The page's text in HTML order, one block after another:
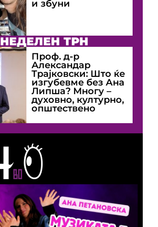
и збуни
НЕДЕЛЕН ТРН
Проф. д-р
Александар
Трајковски: Што ќе
изгубевме без Ана
Липша? Многу –
духовно, културно,
општествено